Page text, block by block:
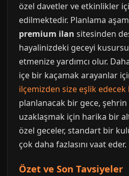
özel davetler ve etkinlikler
edilmektedir. Planlama
premium ilan sitesinden
hayalinizdeki geceyi
etmenize yardımcı olur.
içe bir kaçamak arayanlar
ilçemizden size eşlik
planlanacak bir gece,
uzaklaşmak için harika bir
özel geceler, standart bir
çok daha fazlasını vaat eder.
Özet ve Son Tavsiyeler